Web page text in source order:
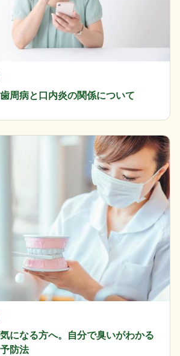
周病と口内炎の関係について
になる方へ。自分で臭いがわかる
防法